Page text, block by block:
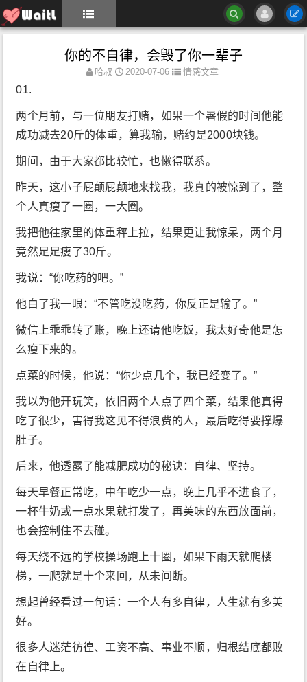
你的不自律，会毁了你一辈子
哈叔 2020-07-06 情感文章
01.
两个月前，与一位朋友打赌，如果一个暑假的时间他能
成功减去20斤的体重，算我输，赌约是2000块钱。
期间，由于大家都比较忙，也懒得联系。
昨天，这小子屁颠屁颠地来找我，我真的被惊到了，整
个人真瘦了一圈，一大圈。
我把他往家里的体重秤上拉，结果更让我惊呆，两个月
竟然足足瘦了30斤。
我说：“你吃药的吧。”
他白了我一眼：“不管吃没吃药，你反正是输了。”
微信上乖乖转了账，晚上还请他吃饭，我太好奇他是怎
么瘦下来的。
点菜的时候，他说：“你少点几个，我已经变了。”
我以为他开玩笑，依旧两个人点了四个菜，结果他真得
吃了很少，害得我这见不得浪费的人，最后吃得要撑爆
肚子。
后来，他透露了能减肥成功的秘诀：自律、坚持。
每天早餐正常吃，中午吃少一点，晚上几乎不进食了，
一杯牛奶或一点水果就打发了，再美味的东西放面前，
也会控制住不去碰。
每天绕不远的学校操场跑上十圈，如果下雨天就爬楼
梯，一爬就是十个来回，从未间断。
想起曾经看过一句话：一个人有多自律，人生就有多美
好。
很多人迷茫彷徨、工资不高、事业不顺，归根结底都败
在自律上。